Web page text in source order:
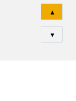
▲
▼